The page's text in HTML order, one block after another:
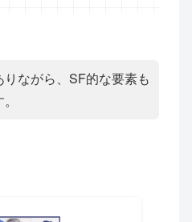
りながら、SF的な要素も